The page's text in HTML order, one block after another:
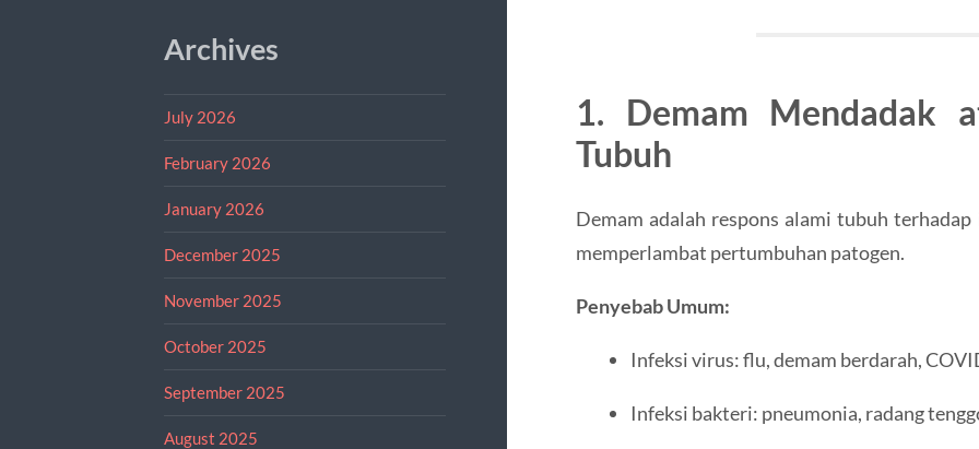
Archives
July 2026
February 2026
January 2026
December 2025
November 2025
October 2025
September 2025
August 2025
1. Demam Mendadak
Tubuh
Demam adalah respons alami tubuh
memperlambat pertumbuhan patogen.
Penyebab Umum:
Infeksi virus: flu, demam berdarah,
Infeksi bakteri: pneumonia, radang